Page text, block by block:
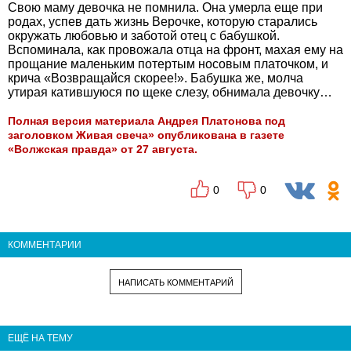
Свою маму девочка не помнила. Она умерла еще при
родах, успев дать жизнь Верочке, которую старались
окружать любовью и заботой отец с бабушкой.
Вспоминала, как провожала отца на фронт, махая ему на
прощание маленьким потертым носовым платочком, и
крича «Возвращайся скорее!». Бабушка же, молча
утирая катившуюся по щеке слезу, обнимала девочку…
Полная версия материала Андрея Платонова под
заголовком Живая свеча» опубликована в газете
«Волжская правда» от 27 августа.
0 0
КОММЕНТАРИИ
НАПИСАТЬ КОММЕНТАРИЙ
ЕЩЁ НА ТЕМУ